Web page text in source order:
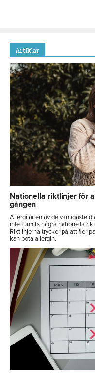
Artiklar
Nationella riktlinjer för
gången
Allergi är en av de vanligaste
inte funnits några nationella
Riktlinjerna trycker på att fler
kan bota allergin.